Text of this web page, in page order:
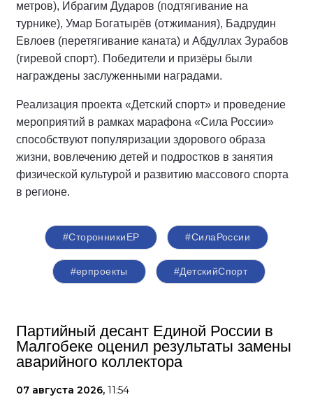
метров), Ибрагим Дударов (подтягивание на
турнике), Умар Богатырёв (отжимания), Бадрудин
Евлоев (перетягивание каната) и Абдуллах Зурабов
(гиревой спорт). Победители и призёры были
награждены заслуженными наградами.
Реализация проекта «Детский спорт» и проведение
мероприятий в рамках марафона «Сила России»
способствуют популяризации здорового образа
жизни, вовлечению детей и подростков в занятия
физической культурой и развитию массового спорта
в регионе.
#СторонникиЕР #СилаРоссии
#ерпроекты #ДетскийСпорт
Партийный десант Единой России в
Малгобеке оценил результаты замены
аварийного коллектора
07 августа 2026, 11:54